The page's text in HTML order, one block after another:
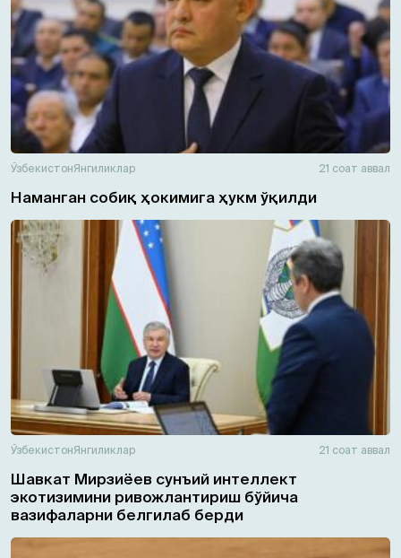
ЎзбекистонЯнгиликлар 21 соат аввал
Наманган собиқ ҳокимига ҳукм ўқилди
ЎзбекистонЯнгиликлар 21 соат аввал
Шавкат Мирзиёев сунъий интеллект
экотизимини ривожлантириш бўйича
вазифаларни белгилаб берди